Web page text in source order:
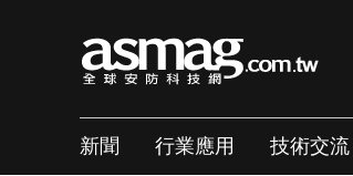
新聞 行業應用 技術交流